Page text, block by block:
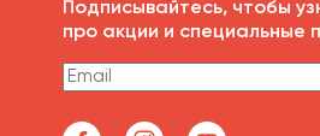
Подписывайтесь, чтобы
про акции и специальные